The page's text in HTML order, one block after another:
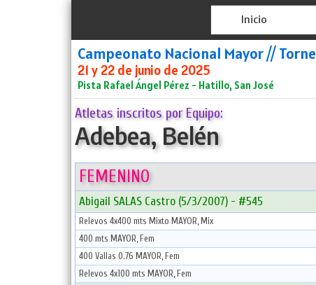
Inicio
Campeonato Nacional Mayor //
21 y 22 de junio de 2025
Pista Rafael Ángel Pérez - Hatillo, San José
Atletas inscritos por Equipo:
Adebea, Belén
FEMENINO
Abigail SALAS Castro (5/3/2007) - #545
Relevos 4x400 mts Mixto MAYOR, Mix
400 mts MAYOR, Fem
400 Vallas 0.76 MAYOR, Fem
Relevos 4x100 mts MAYOR, Fem